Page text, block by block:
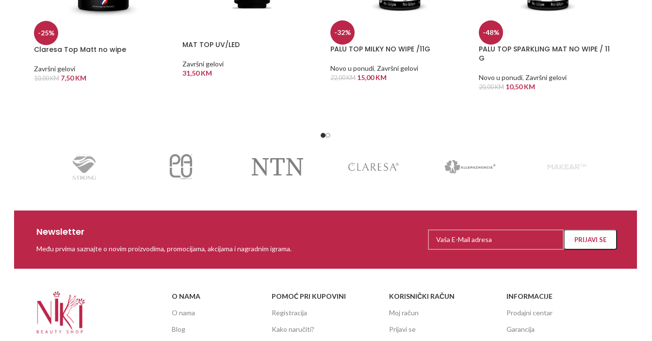
-25%
Claresa Top Matt no wipe
Završni gelovi
10,00KM 7,50KM
MAT TOP UV/LED
Završni gelovi
31,50KM
-32%
PALU TOP MILKY NO WIPE /11G
Novo u ponudi, Završni gelovi
22,00KM 15,00KM
-48%
PALU TOP SPARKLING MAT NO WIPE / 11
G
Novo u ponudi, Završni gelovi
20,00KM 10,50KM
Newsletter
Među prvima saznajte o novim proizvodima, promocijama, akcijama i nagradnim igrama.
O NAMA
O nama
Blog
POMOĆ PRI KUPOVINI
Registracija
Kako naručiti?
KORISNIČKI RAČUN
Moj račun
Prijavi se
INFORMACIJE
Prodajni centar
Garancija